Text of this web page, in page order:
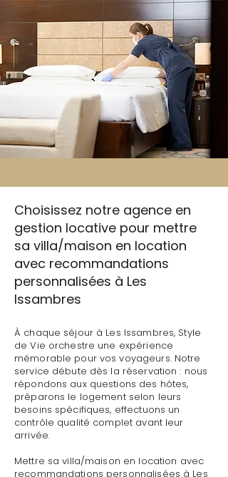
Choisissez notre agence en
gestion locative pour mettre
sa villa/maison en location
avec recommandations
personnalisées à Les
Issambres
À chaque séjour à Les Issambres, Style
de Vie orchestre une expérience
mémorable pour vos voyageurs. Notre
service débute dès la réservation : nous
répondons aux questions des hôtes,
préparons le logement selon leurs
besoins spécifiques, effectuons un
contrôle qualité complet avant leur
arrivée.
Mettre sa villa/maison en location avec
recommandations personnalisées à Les